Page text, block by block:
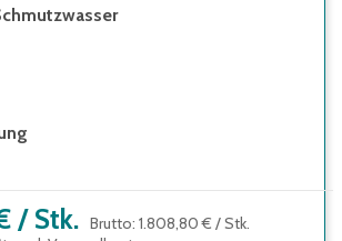
/ Stk. Brutto: 1.808,80 € /Stk.